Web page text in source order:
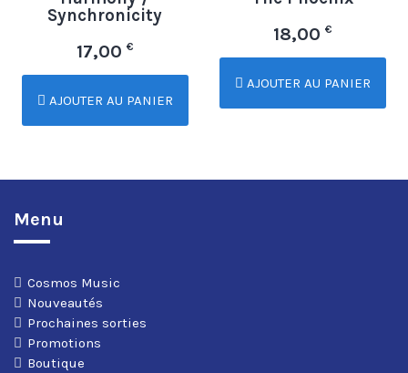
Synchronicity
17,00 €
AJOUTER AU PANIER
18,00€
AJOUTER AU PANIER
Menu
Cosmos Music
Nouveautés
Prochaines sorties
Promotions
Boutique